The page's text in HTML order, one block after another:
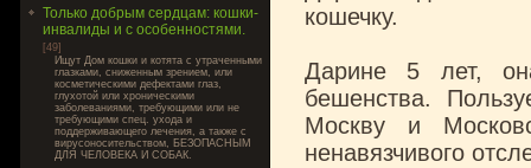
Только добрым сердцам: кошки-
инвалиды и с особенностями.
[49]
Ищут Дом кошки и котята с утраченными
глазками, сниженным зрением, или
косметическими дефектами глаз,
глухотой или хроническими
заболеваниями, требующими или не
требующими спец. ухода и
поддерживающего лечения, а также с
вирусоносительством, БЕЗОПАСНЫМ
ДЛЯ ЧЕЛОВЕКА И СОБАК.
кошечку.
Дарине 5 лет,
бешенства.
Москву и
ненавязчивого